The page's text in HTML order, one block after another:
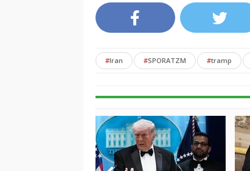
#Iran #SPORATZM #tramp